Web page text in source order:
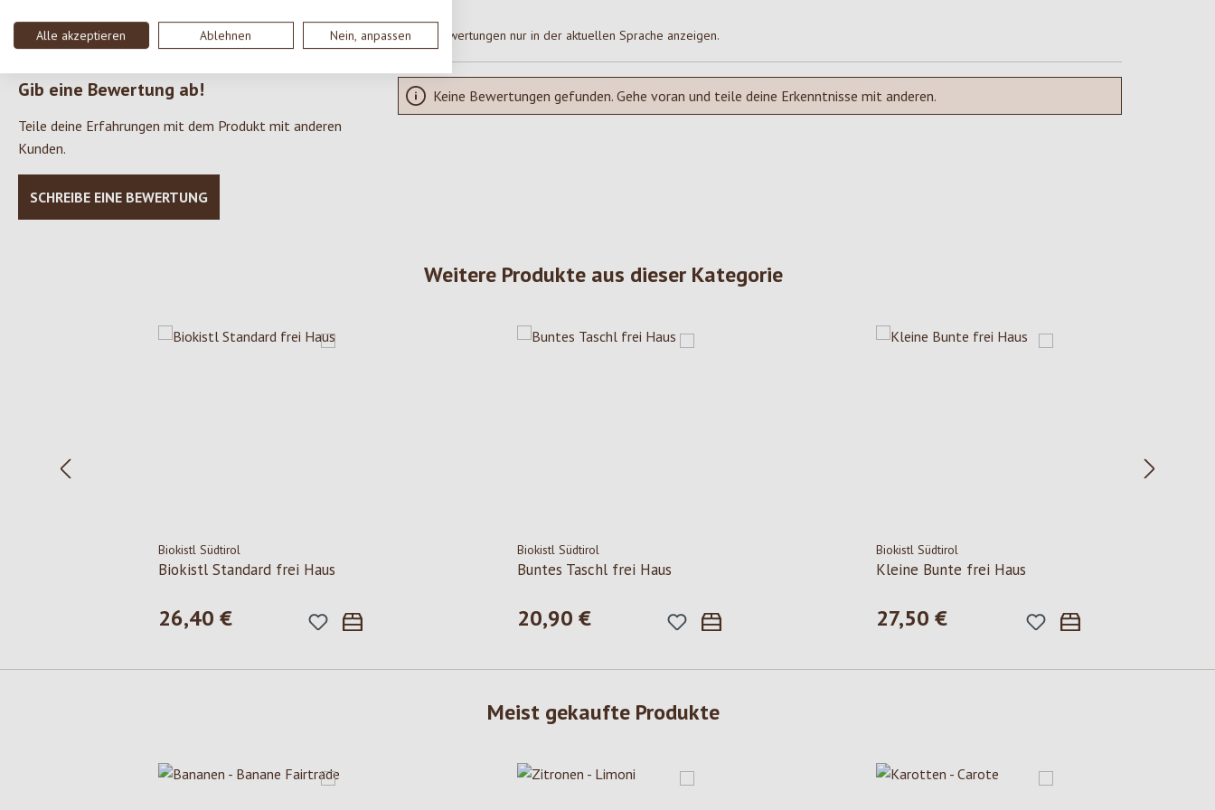
Alle akzeptieren Ablehnen Nein, anpassen
0 von 0 Bewertungen
Durchschnittliche Bewertung von 0 von 5 Sternen
Gib eine Bewertung ab!
Teile deine Erfahrungen mit dem Produkt mit anderen
Kunden.
SCHREIBE EINE BEWERTUNG
Bewertungen nur in der aktuellen Sprache anzeigen.
Keine Bewertungen gefunden. Gehe voran und teile deine Erkenntnisse mit anderen.
Weitere Produkte aus dieser Kategorie
Biokistl Südtirol
Biokistl Standard frei Haus
Regulärer Preis:
26,40 €
Biokistl Südtirol
Buntes Taschl frei Haus
Regulärer Preis:
20,90 €
Biokistl Südtirol
Kleine Bunte frei Haus
Regulärer Preis:
27,50 €
Meist gekaufte Produkte